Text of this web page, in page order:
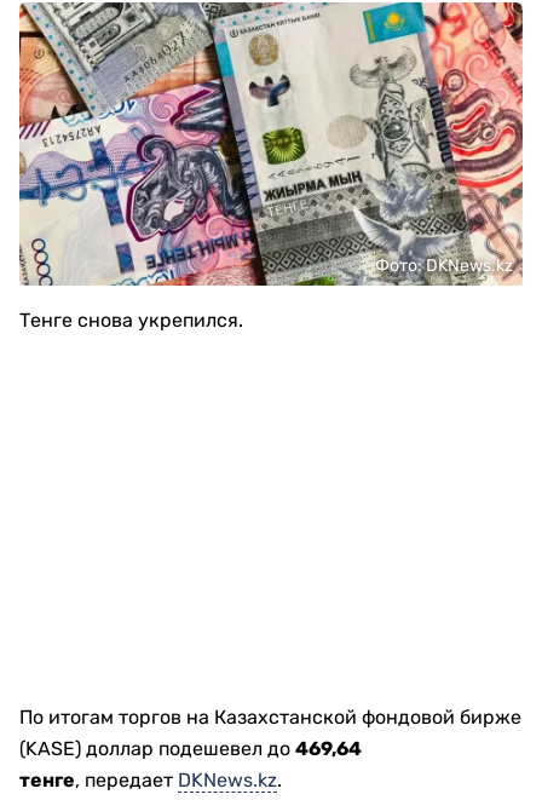
Фото: DKNews.kz
Тенге снова укрепился.
По итогам торгов на Казахстанской фондовой бирже
(KASE) доллар подешевел до 469,64
тенге, передает DKNews.kz.